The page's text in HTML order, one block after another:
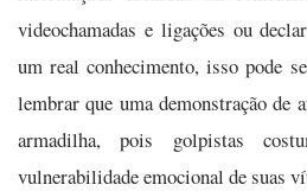
videochamadas e ligações ou
um real conhecimento, isso pode
lembrar que uma demonstração de
armadilha, pois golpistas
vulnerabilidade emocional de suas